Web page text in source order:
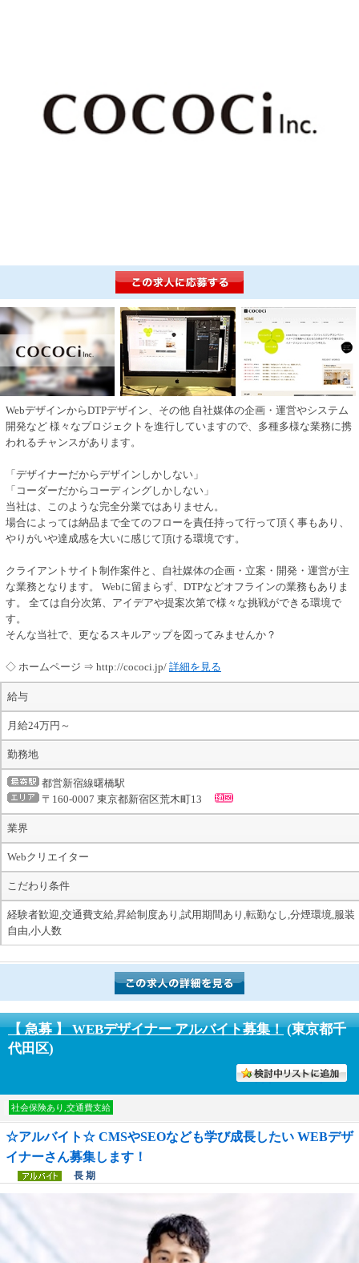
WebデザインからDTPデザイン、その他 自社媒体の企画・運営やシステム
開発など 様々なプロジェクトを進行していますので、多種多様な業務に携
われるチャンスがあります。
「デザイナーだからデザインしかしない」
「コーダーだからコーディングしかしない」
当社は、このような完全分業ではありません。
場合によっては納品まで全てのフローを責任持って行って頂く事もあり、
やりがいや達成感を大いに感じて頂ける環境です。
クライアントサイト制作案件と、自社媒体の企画・立案・開発・運営が主
な業務となります。 Webに留まらず、DTPなどオフラインの業務もありま
す。 全ては自分次第、アイデアや提案次第で様々な挑戦ができる環境で
す。
そんな当社で、更なるスキルアップを図ってみませんか？
◇ ホームページ ⇒ http://cococi.jp/ 詳細を見る
給与
月給24万円～
勤務地
都営新宿線曙橋駅
〒160-0007 東京都新宿区荒木町13
業界
Webクリエイター
こだわり条件
経験者歓迎,交通費支給,昇給制度あり,試用期間あり,転勤なし,分煙環境,服装
自由,小人数
【 急募 】 WEBデザイナー アルバイト募集！(東京都千
代田区)
社会保険あり,交通費支給
☆アルバイト☆ CMSやSEOなども学び成長したい WEBデザ
イナーさん募集します！
長 期